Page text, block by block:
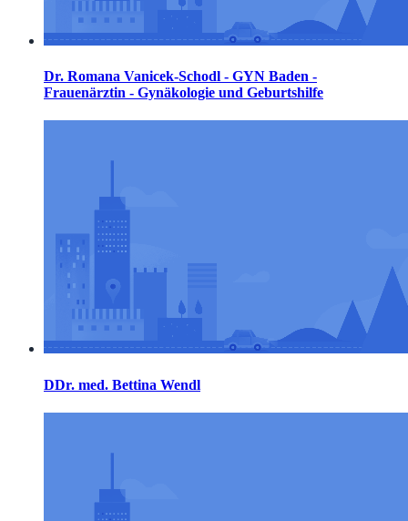
Dr. Romana Vanicek-Schodl - GYN Baden -
Frauenärztin - Gynäkologie und Geburtshilfe
DDr. med. Bettina Wendl